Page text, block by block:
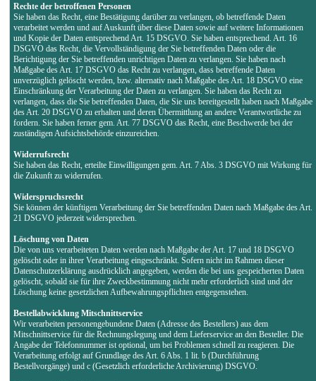
Rechte der betroffenen Personen
Sie haben das Recht, eine Bestätigung darüber zu verlangen, ob betreffende Daten
verarbeitet werden und auf Auskunft über diese Daten sowie auf weitere Informationen
und Kopie der Daten entsprechend Art. 15 DSGVO. Sie haben entsprechend. Art. 16
DSGVO das Recht, die Vervollständigung der Sie betreffenden Daten oder die
Berichtigung der Sie betreffenden unrichtigen Daten zu verlangen. Sie haben nach
Maßgabe des Art. 17 DSGVO das Recht zu verlangen, dass betreffende Daten
unverzüglich gelöscht werden, bzw. alternativ nach Maßgabe des Art. 18 DSGVO eine
Einschränkung der Verarbeitung der Daten zu verlangen. Sie haben das Recht zu
verlangen, dass die Sie betreffenden Daten, die Sie uns bereitgestellt haben nach Maßgabe
des Art. 20 DSGVO zu erhalten und deren Übermittlung an andere Verantwortliche zu
fordern. Sie haben ferner gem. Art. 77 DSGVO das Recht, eine Beschwerde bei der
zuständigen Aufsichtsbehörde einzureichen.
Widerrufsrecht
Sie haben das Recht, erteilte Einwilligungen gem. Art. 7 Abs. 3 DSGVO mit Wirkung für
die Zukunft zu widerrufen.
Widerspruchsrecht
Sie können der künftigen Verarbeitung der Sie betreffenden Daten nach Maßgabe des Art.
21 DSGVO jederzeit widersprechen.
Löschung von Daten
Die von uns verarbeiteten Daten werden nach Maßgabe der Art. 17 und 18 DSGVO
gelöscht oder in ihrer Verarbeitung eingeschränkt. Sofern nicht im Rahmen dieser
Datenschutzerklärung ausdrücklich angegeben, werden die bei uns gespeicherten Daten
gelöscht, sobald sie für ihre Zweckbestimmung nicht mehr erforderlich sind und der
Löschung keine gesetzlichen Aufbewahrungspflichten entgegenstehen.
Bestellabwicklung Mitschnittservice
Wir verarbeiten personengebundene Daten (Adresse des Bestellers) aus dem
Mitschnittservice für die Rechnungslegung und dem Lieferservice an den Besteller. Die
Angabe der Telefonnummer ist optional, um bei Problemen schnell zu reagieren. Die
Verarbeitung erfolgt auf Grundlage des Art. 6 Abs. 1 lit. b (Durchführung
Bestellvorgänge) und c (Gesetzlich erforderliche Archivierung) DSGVO.